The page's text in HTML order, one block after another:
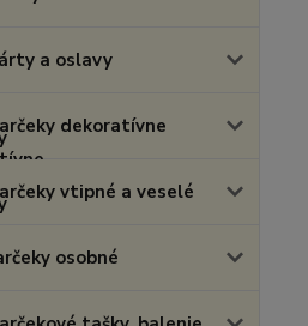
a oslavy
dekoratívne
vtipné a veselé
osobné